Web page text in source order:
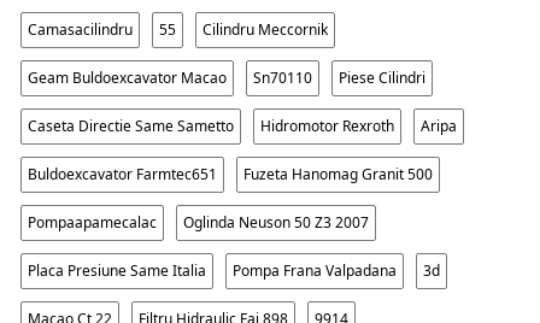
Camasacilindru 55 Cilindru Meccornik
Geam Buldoexcavator Macao Sn70110 Piese Cilindri
Caseta Directie Same Sametto Hidromotor Rexroth Aripa
Buldoexcavator Farmtec651 Fuzeta Hanomag Granit 500
Pompaapamecalac Oglinda Neuson 50 Z3 2007
Placa Presiune Same Italia Pompa Frana Valpadana 3d